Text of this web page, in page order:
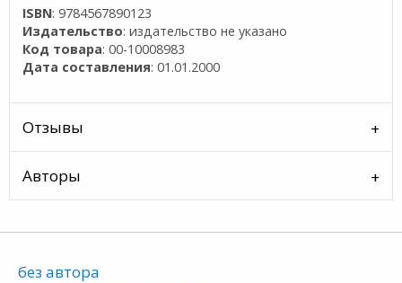
ISBN: 9784567890123
Издательство: издательство не указано
Код товара: 00-10008983
Дата составления: 01.01.2000
Отзывы
Авторы
без автора